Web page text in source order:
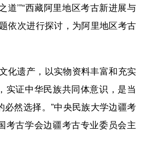
’”“西藏阿里地区考古新进展与
依次进行探讨，为阿里地区考古
遗产，以实物资料丰富和充实
实证中华民族共同体意识，是当
必然选择。”中央民族大学边疆考
考古学会边疆考古专业委员会主